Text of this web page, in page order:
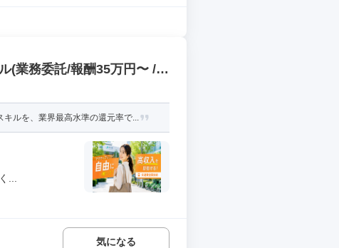
(業務委託/報酬35万円〜 /
ルを、業界最高水準の還元率で...
...
気になる